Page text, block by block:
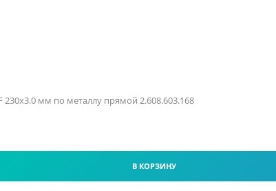
230х3.0 мм по металлу прямой 2.608.603.168
В КОРЗИНУ